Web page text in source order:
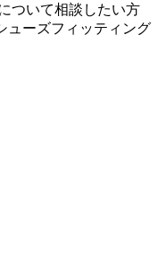
ついて相談したい方
ューズフィッティング